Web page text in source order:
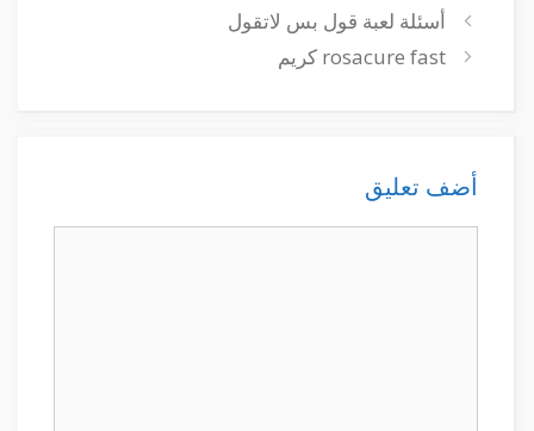
أسئلة لعبة قول بس لاتقول
rosacure fast كريم
أضف تعليق